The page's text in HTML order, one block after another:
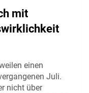
mit
einen
Juli.
nicht über